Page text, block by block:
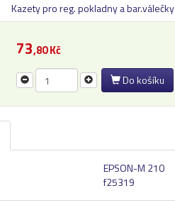
Kazety pro reg. pokladny a bar.válečky
73,80 Kč
Do košíku
EPSON-M 210
f25319